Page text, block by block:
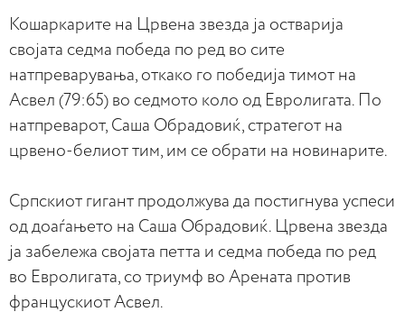
Кошаркарите на Црвена звезда ја остварија
својата седма победа по ред во сите
натпреварувања, откако го победија тимот на
Асвел (79:65) во седмото коло од Евролигата. По
натпреварот, Саша Обрадовиќ, стратегот на
црвено-белиот тим, им се обрати на новинарите.
Српскиот гигант продолжува да постигнува успеси
од доаѓањето на Саша Обрадовиќ. Црвена звезда
ја забележа својата петта и седма победа по ред
во Евролигата, со триумф во Арената против
францускиот Асвел.